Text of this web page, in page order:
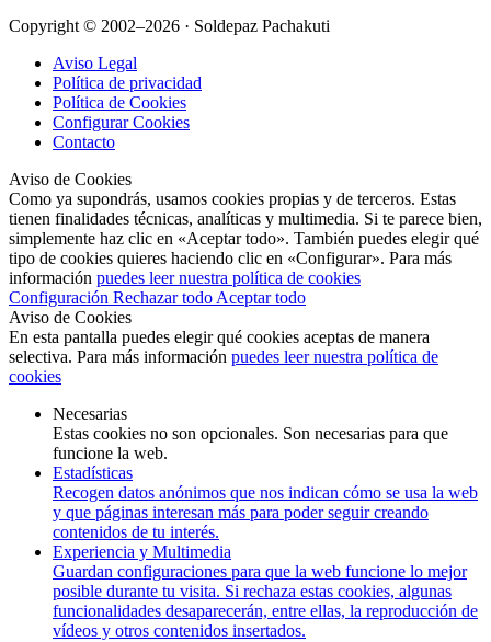
Copyright © 2002–2026 · Soldepaz Pachakuti
Aviso Legal
Política de privacidad
Política de Cookies
Configurar Cookies
Contacto
Aviso de Cookies
Como ya supondrás, usamos cookies propias y de terceros. Estas
tienen finalidades técnicas, analíticas y multimedia. Si te parece bien,
simplemente haz clic en «Aceptar todo». También puedes elegir qué
tipo de cookies quieres haciendo clic en «Configurar». Para más
información puedes leer nuestra política de cookies
Configuración Rechazar todo Aceptar todo
Aviso de Cookies
En esta pantalla puedes elegir qué cookies aceptas de manera
selectiva. Para más información puedes leer nuestra política de
cookies
Necesarias
Estas cookies no son opcionales. Son necesarias para que
funcione la web.
Estadísticas
Recogen datos anónimos que nos indican cómo se usa la web
y que páginas interesan más para poder seguir creando
contenidos de tu interés.
Experiencia y Multimedia
Guardan configuraciones para que la web funcione lo mejor
posible durante tu visita. Si rechaza estas cookies, algunas
funcionalidades desaparecerán, entre ellas, la reproducción de
vídeos y otros contenidos insertados.